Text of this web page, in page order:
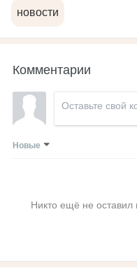
новости
Комментарии
Новые
Никто ещё не оставил